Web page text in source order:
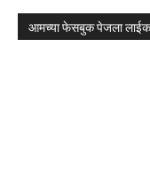
आमच्या फेसबुक पेजला